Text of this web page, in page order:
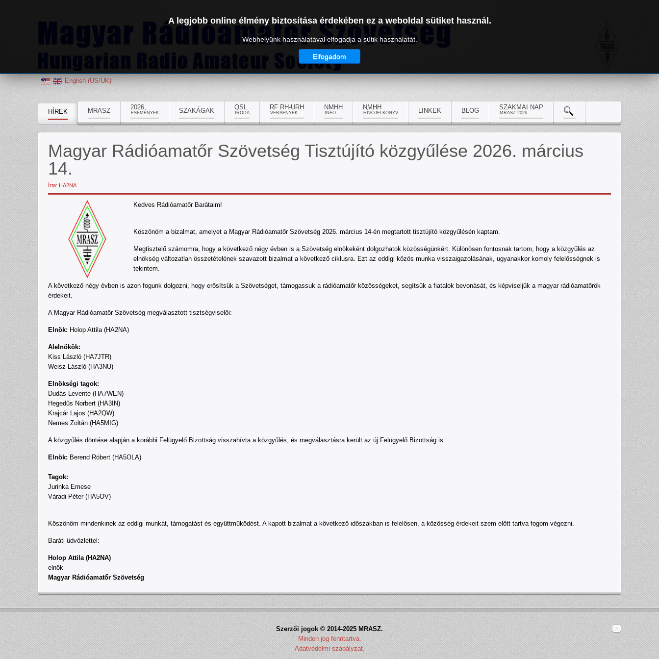
English (US/UK)
HÍREK MRASZ 2026
ESEMÉNYEK SZAKÁGAK QSL
IRODA
RF RH-URH
VERSENYEK
NMHH
INFO
NMHH
HÍVÓJELKÖNYV LINKEK BLOG SZAKMAI NAP
MRASZ 2026
Magyar Rádióamatőr Szövetség Tisztújító közgyűlése 2026. március
14.
Írta: HA2NA.
Kedves Rádióamatőr Barátaim!
Köszönöm a bizalmat, amelyet a Magyar Rádióamatőr Szövetség 2026. március 14-én megtartott tisztújító közgyűlésén kaptam.
Megtisztelő számomra, hogy a következő négy évben is a Szövetség elnökeként dolgozhatok közösségünkért. Különösen fontosnak tartom, hogy a közgyűlés az
elnökség változatlan összetételének szavazott bizalmat a következő ciklusra. Ezt az eddigi közös munka visszaigazolásának, ugyanakkor komoly felelősségnek is
tekintem.
A következő négy évben is azon fogunk dolgozni, hogy erősítsük a Szövetséget, támogassuk a rádióamatőr közösségeket, segítsük a fiatalok bevonását, és képviseljük a magyar rádióamatőrök
érdekeit.
A Magyar Rádióamatőr Szövetség megválasztott tisztségviselői:
Elnök: Holop Attila (HA2NA)
Alelnökök:
Kiss László (HA7JTR)
Weisz László (HA3NU)
Elnökségi tagok:
Dudás Levente (HA7WEN)
Hegedűs Norbert (HA3IN)
Krajcár Lajos (HA2QW)
Nemes Zoltán (HA5MIG)
A közgyűlés döntése alapján a korábbi Felügyelő Bizottság visszahívta a közgyűlés, és megválasztásra került az új Felügyelő Bizottság is:
Elnök: Berend Róbert (HA5OLA)
Tagok:
Jurinka Emese
Váradi Péter (HA5OV)
Köszönöm mindenkinek az eddigi munkát, támogatást és együttműködést. A kapott bizalmat a következő időszakban is felelősen, a közösség érdekeit szem előtt tartva fogom végezni.
Baráti üdvözlettel:
Holop Attila (HA2NA)
elnök
Magyar Rádióamatőr Szövetség
Szerzői jogok © 2014-2025 MRASZ.
Minden jog fenntartva.
Adatvédelmi szabályzat.
A legjobb online élmény biztosítása érdekében ez a weboldal sütiket használ.
Webhelyünk használatával elfogadja a sütik használatát.
Elfogadom